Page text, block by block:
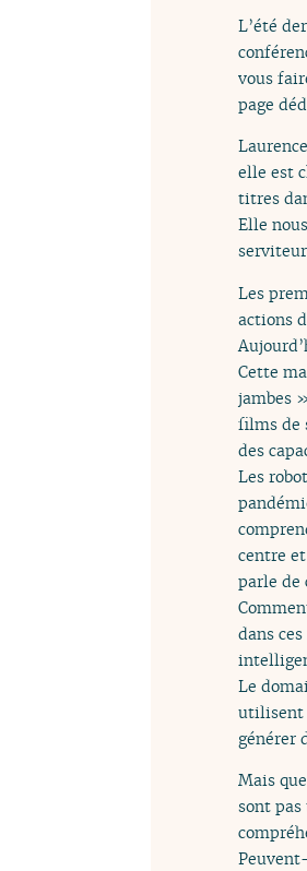
L’été
vous
page
elle est
titres
Elle
Les
actions
Cette
jambes
films de
des
Les
centre
parle de
dans
Le
utilisent
générer
Mais
sont